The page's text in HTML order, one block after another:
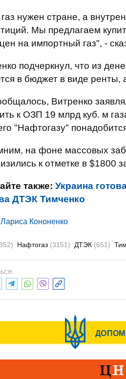
нужен стране, а
Мы предлагаем
на импортный газ", -
подчеркнул, что из
в бюджет в виде ренты,
Витренко
к ОЗП 19 млрд куб. м
"Нафтогазу"
на фоне массовых
к отметке в $1800
также: Украина
ДТЭК Тимченко
Лариса Кононенко
Нафтогаз (3151) ДТЭК (651)